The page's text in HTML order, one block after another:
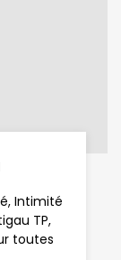
Intimité
TP,
toutes